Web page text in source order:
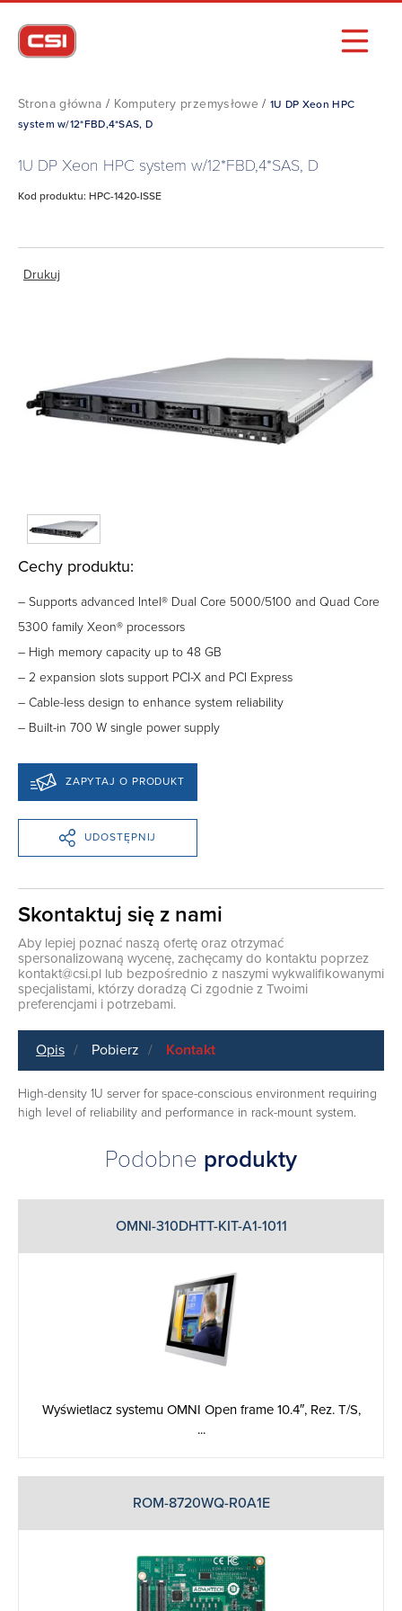
Strona główna / Komputery przemysłowe /1U DP Xeon HPC
system w/12*FBD,4*SAS, D
1U DP Xeon HPC system w/12*FBD,4*SAS, D
Kod produktu: HPC-1420-ISSE
Drukuj
Cechy produktu:
– Supports advanced Intel® Dual Core 5000/5100 and Quad Core
5300 family Xeon® processors
– High memory capacity up to 48 GB
– 2 expansion slots support PCI-X and PCI Express
– Cable-less design to enhance system reliability
– Built-in 700 W single power supply
ZAPYTAJ O PRODUKT
UDOSTĘPNIJ
Skontaktuj się z nami
Aby lepiej poznać naszą ofertę oraz otrzymać
spersonalizowaną wycenę, zachęcamy do kontaktu poprzez
kontakt@csi.pl lub bezpośrednio z naszymi wykwalifikowanymi
specjalistami, którzy doradzą Ci zgodnie z Twoimi
preferencjami i potrzebami.
Opis Pobierz Kontakt
High-density 1U server for space-conscious environment requiring
high level of reliability and performance in rack-mount system.
Podobne produkty
OMNI-310DHTT-KIT-A1-1011
Wyświetlacz systemu OMNI Open frame 10.4″, Rez. T/S,
...
ROM-8720WQ-R0A1E